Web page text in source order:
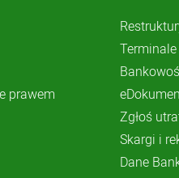
prawem
Terminale
Zgłoś
Skargi i
Dane